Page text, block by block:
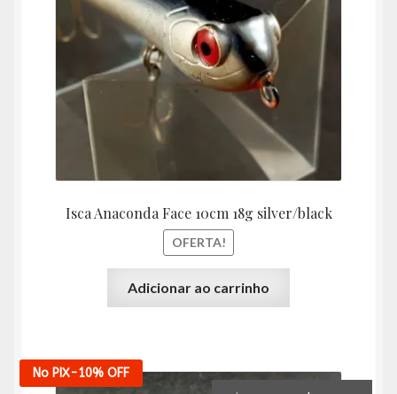
Isca Anaconda Face 10cm 18g silver/black
OFERTA!
R$54,00.
Adicionar ao carrinho
No PIX-10% OFF